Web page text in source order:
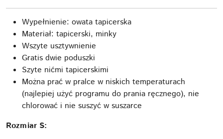
Wypełnienie: owata tapicerska
Materiał: tapicerski, minky
Wszyte usztywnienie
Gratis dwie poduszki
Szyte nićmi tapicerskimi
Można prać w pralce w niskich temperaturach
(najlepiej użyć programu do prania ręcznego), nie
chlorować i nie suszyć w suszarce
Rozmiar S: